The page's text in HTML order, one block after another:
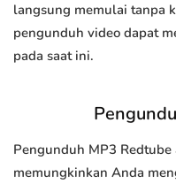
langsung memulai tanpa
pengunduh video dapat
pada saat ini.
Pengunduh MP3
memungkinkan Anda